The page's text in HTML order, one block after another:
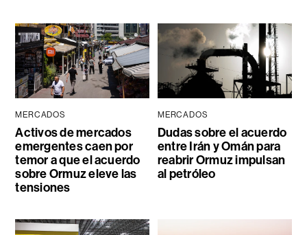
MERCADOS
Activos de mercados
emergentes caen por
temor a que el acuerdo
sobre Ormuz eleve las
tensiones
MERCADOS
Dudas sobre el acuerdo
entre Irán y Omán para
reabrir Ormuz impulsan
al petróleo